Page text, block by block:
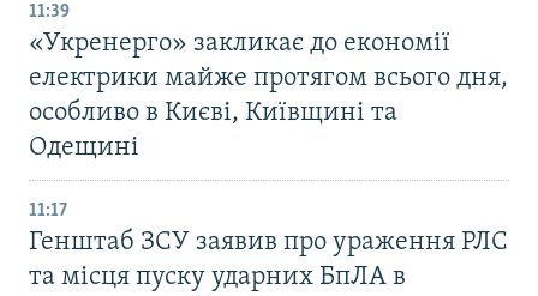
11:39
«Укренерго» закликає до економії
електрики майже протягом всього дня,
особливо в Києві, Київщині та
Одещині
11:17
Генштаб ЗСУ заявив про ураження РЛС
та місця пуску ударних БпЛА в